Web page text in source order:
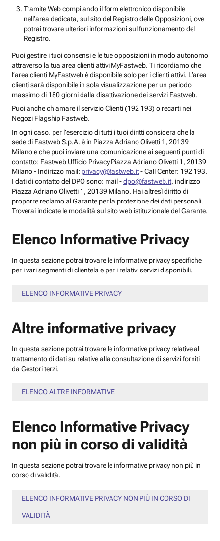
Tramite Web compilando il form elettronico disponibile
nell’area dedicata, sul sito del Registro delle Opposizioni, ove
potrai trovare ulteriori informazioni sul funzionamento del
Registro.
Puoi gestire i tuoi consensi e le tue opposizioni in modo autonomo
attraverso la tua area clienti attivi MyFastweb. Ti ricordiamo che
l’area clienti MyFastweb è disponibile solo per i clienti attivi. L’area
clienti sarà disponibile in sola visualizzazione per un periodo
massimo di 180 giorni dalla disattivazione dei servizi Fastweb.
Puoi anche chiamare il servizio Clienti (192 193) o recarti nei
Negozi Flagship Fastweb.
In ogni caso, per l’esercizio di tutti i tuoi diritti considera che la
sede di Fastweb S.p.A. è in Piazza Adriano Olivetti 1, 20139
Milano e che puoi inviare una comunicazione ai seguenti punti di
contatto: Fastweb Ufficio Privacy Piazza Adriano Olivetti 1, 20139
Milano - Indirizzo mail: privacy@fastweb.it- Call Center: 192 193.
I dati di contatto del DPO sono: mail -dpo@fastweb.it, indirizzo
Piazza Adriano Olivetti 1, 20139 Milano. Hai altresì diritto di
proporre reclamo al Garante per la protezione dei dati personali.
Troverai indicate le modalità sul sito web istituzionale del Garante.
Elenco Informative Privacy
In questa sezione potrai trovare le informative privacy specifiche
per i vari segmenti di clientela e per i relativi servizi disponibili.
ELENCO INFORMATIVE PRIVACY
Altre informative privacy
In questa sezione potrai trovare le informative privacy relative al
trattamento di dati su relative alla consultazione di servizi forniti
da Gestori terzi.
ELENCO ALTRE INFORMATIVE
Elenco Informative Privacy
non più in corso di validità
In questa sezione potrai trovare le informative privacy non più in
corso di validità.
ELENCO INFORMATIVE PRIVACY NON PIÙ IN CORSO DI
VALIDITÀ